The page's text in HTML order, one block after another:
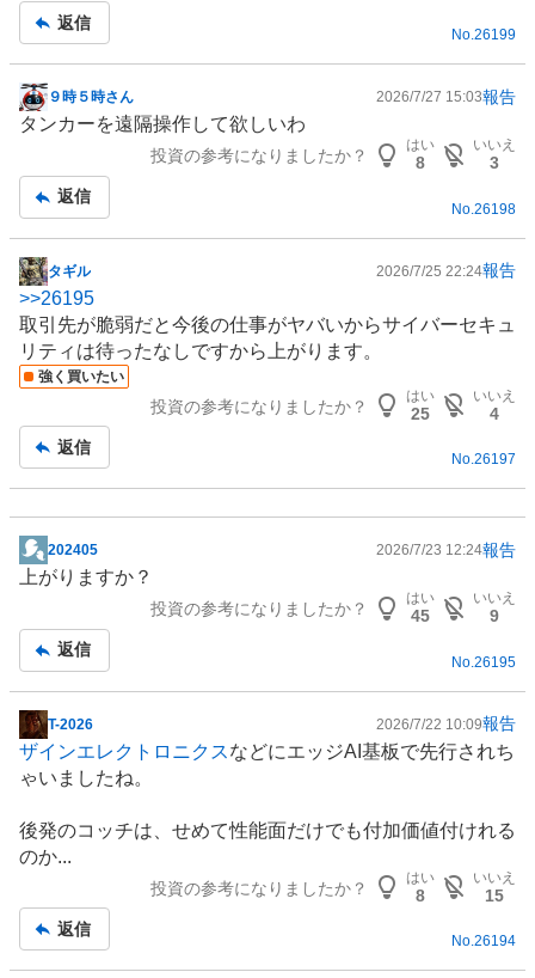
返信
No.26199
掲
示
事
９時５時さん 2026/7/27 15:03報告
タンカーを遠隔操作して欲しいわ
投資の参考になりましたか？
はい
8
いいえ
3
返信
No. 26198
掲
示
板
記
事
タギル 2026/7/25 22:24報告
>>26195
取引先が脆弱だと今後の仕事がヤバいからサイバーセキュ
リティ は待ったなしですから上がります。
強く買いたい
投資の参考になりましたか？
はい
25
いいえ
4
返信
No.26197
掲
示
事
202405 2026/7/23 12:24報告
上がりますか？
投資の参考になりましたか？
はい
45
いいえ
9
返信
No. 26195
掲
示
板
事
T-2026 2026/7/22 10:09報告
ザインエレクトロニクスなどにエッジAI基板で先行されち
ゃいましたね。
後発のコッチは、せめて性能面だけでも付加価値付けれる
のか...
投資の参考になりましたか？
はい
8
いいえ
15
返信
No.26194